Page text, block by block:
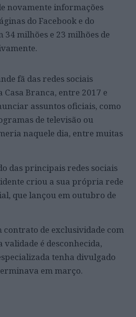
novamente informações
do Facebook e do
milhões e 23 milhões de
fã das redes sociais
Casa Branca, entre 2017 e
assuntos oficiais, como
de televisão ou
naquele dia, entre muitas
das principais redes sociais
criou a sua própria rede
que lançou em outubro de
de exclusividade com
é desconhecida,
tenha divulgado
em março.